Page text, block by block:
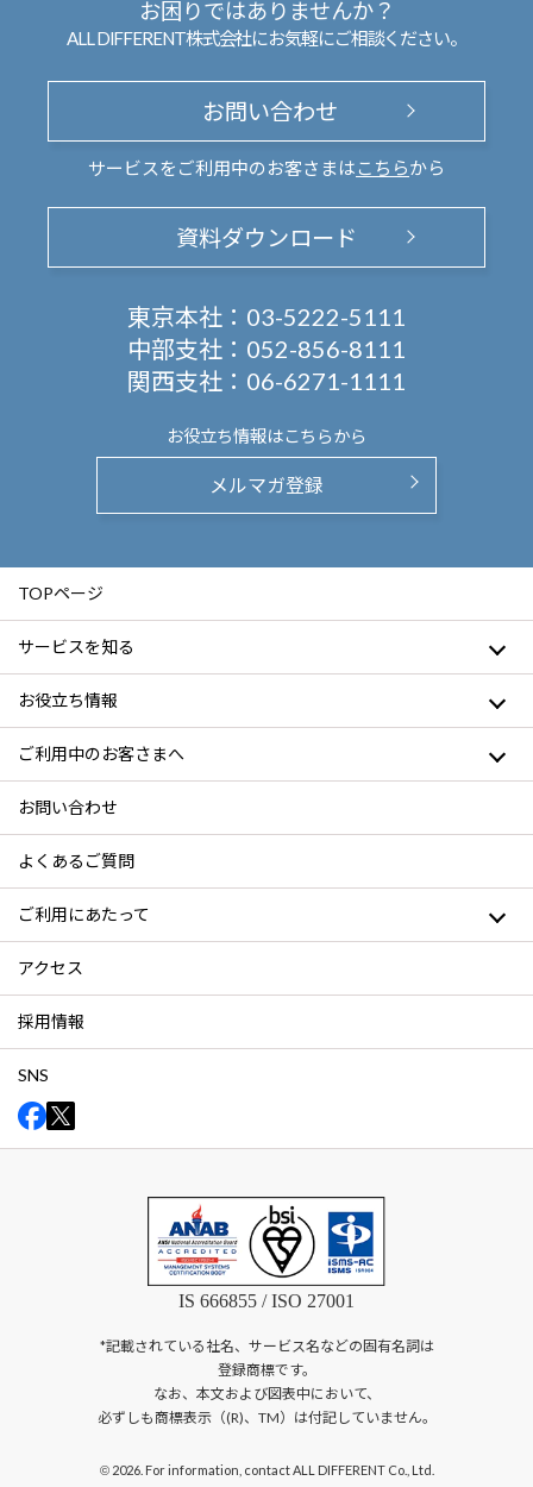
お困りではありませんか？
ALL DIFFERENT株式会社にお気軽にご相談ください。
お問い合わせ
サービスをご利用中のお客さまは こちらから
資料ダウンロード
東京本社： 03-5222-5111
中部支社： 052-856-8111
関西支社： 06-6271-1111
お役立ち情報はこちらから
メルマガ登録
TOPページ
サービスを知る
お役立ち情報
ご利用中のお客さまへ
お問い合わせ
よくあるご質問
ご利用にあたって
アクセス
採用情報
SNS
IS 666855 / ISO 27001
*記載されている社名、サービス名などの固有名詞は
登録商標です。
なお、本文および図表中において、
必ずしも商標表示（(R)、TM）は付記していません。
©2026. For information, contact ALL DIFFERENT Co., Ltd.